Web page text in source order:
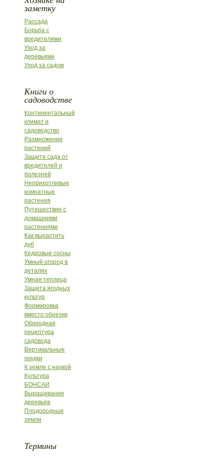
заметку
Рассада
Борьба с
вредителями
Уход за
деревьями
Уход за садом
Книги о
садоводстве
Континентальный
климат и
садоводство
Размножение
растений
Защита сада от
вредителей и
болезней
Неприхотливые
комнатные
растения
Путешествие с
домашними
растениями
Как вырастить
дуб
Кедровые сосны
Умный огород в
деталях
Умная теплица
Защита ягодных
культур
Формировка
вместо обрезки
Обиходная
рецептура
садовода
Вертикальные
грядки
К земле с наукой
Культура
БОНСАИ
Выращивание
деревьев
Плодородные
земли
Термины